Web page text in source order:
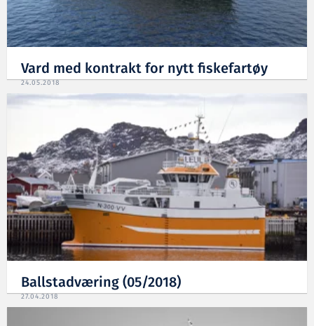
Vard med kontrakt for nytt fiskefartøy
24.05.2018
Ballstadværing (05/2018)
27.04.2018